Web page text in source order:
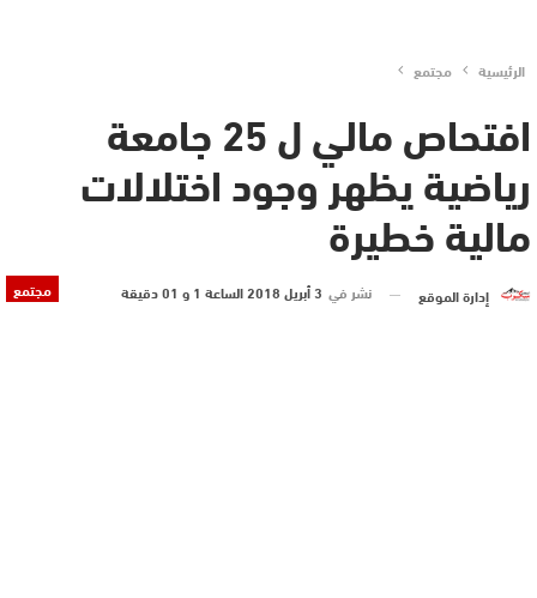
الرئيسية مجتمع
افتحاص مالي ل 25 جامعة
رياضية يظهر وجود اختلالات
مالية خطيرة
مجتمع إدارة الموقع نشر في 3 أبريل 2018 الساعة 1 و 01 دقيقة